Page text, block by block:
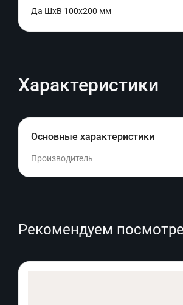
Да ШхВ 100х200 мм
Характеристики
Основные характеристики
Производитель
Рекомендуем